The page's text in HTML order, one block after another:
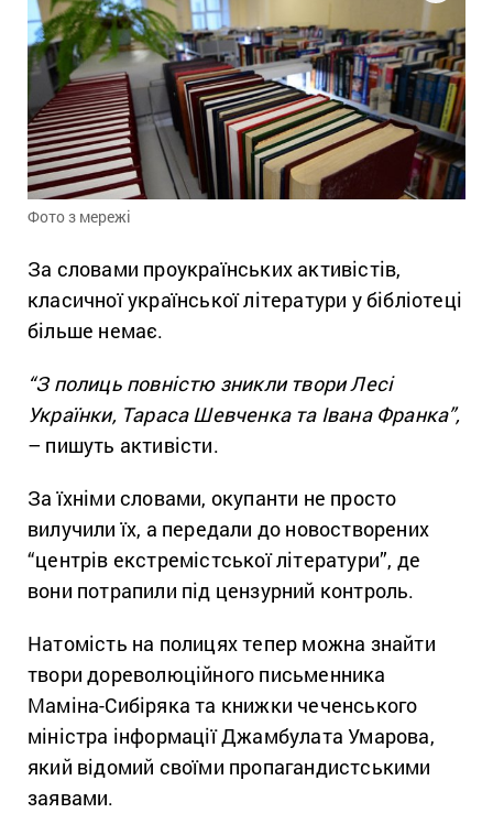
Фото з мережі
За словами проукраїнських активістів,
класичної української літератури у бібліотеці
більше немає.
“З полиць повністю зникли твори Лесі
Українки, Тараса Шевченка та Івана Франка”,
– пишуть активісти.
За їхніми словами, окупанти не просто
вилучили їх, а передали до новостворених
“центрів екстремістської літератури”, де
вони потрапили під цензурний контроль.
Натомість на полицях тепер можна знайти
твори дореволюційного письменника
Маміна-Сибіряка та книжки чеченського
міністра інформації Джамбулата Умарова,
який відомий своїми пропагандистськими
заявами.